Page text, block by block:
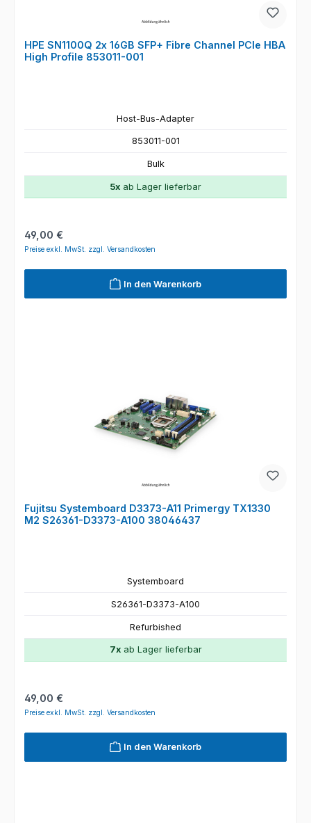
HPE SN1100Q 2x 16GB SFP+ Fibre Channel PCIe HBA
High Profile 853011-001
Host-Bus-Adapter
853011-001
Bulk
5x ab Lager lieferbar
Regulärer Preis:
49,00 €
Preise exkl. MwSt. zzgl. Versandkosten
In den Warenkorb
Fujitsu Systemboard D3373-A11 Primergy TX1330
M2 S26361-D3373-A100 38046437
Systemboard
S26361-D3373-A100
Refurbished
7xab Lager lieferbar
Regulärer Preis:
49,00 €
Preise exkl. MwSt. zzgl. Versandkosten
In den Warenkorb